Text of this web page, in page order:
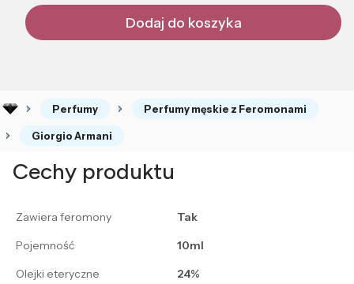
Dodaj do koszyka
Perfumy Perfumy męskie z Feromonami
Giorgio Armani
Cechy produktu
Zawiera feromony
Tak
Pojemność
10ml
Olejki eteryczne
24%